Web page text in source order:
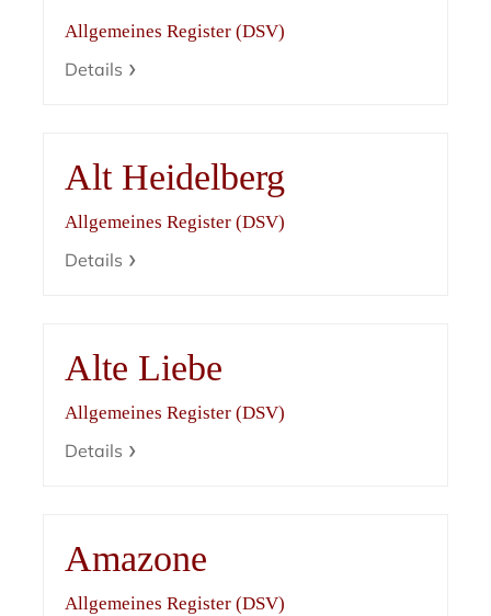
Allgemeines Register (DSV)
Details
Alt Heidelberg
Allgemeines Register (DSV)
Details
Alte Liebe
Allgemeines Register (DSV)
Details
Amazone
Allgemeines Register (DSV)